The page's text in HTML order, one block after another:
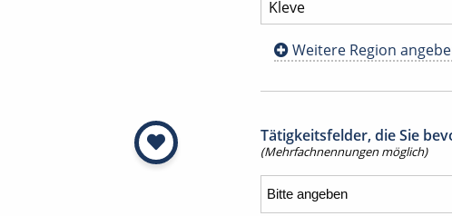
Weitere Region
Tätigkeitsfelder, die Sie
(Mehrfachnennungen möglich)